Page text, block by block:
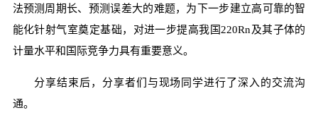
法预测周期长、预测误差大的难题，为下一步建立高可靠的智
能化针射气室奠定基础，对进一步提高我国220Rn及其子体的
计量水平和国际竞争力具有重要意义。
分享结束后，分享者们与现场同学进行了深入的交流沟
通。